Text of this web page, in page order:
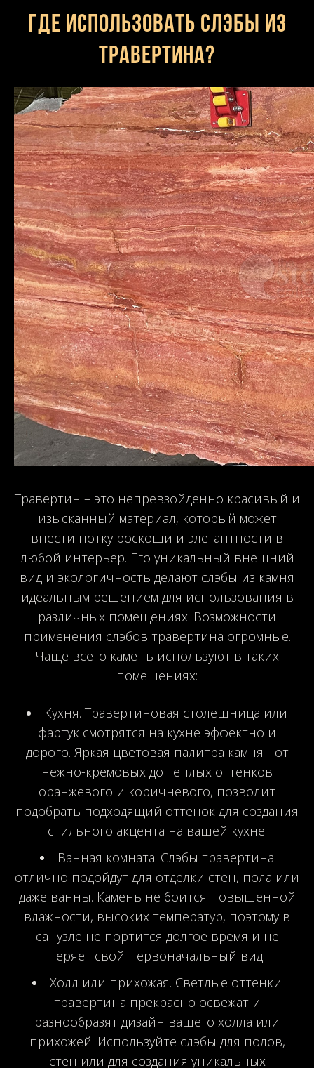
Где использовать слэбы из
травертина?
Травертин – это непревзойденно красивый и
изысканный материал, который может
внести нотку роскоши и элегантности в
любой интерьер. Его уникальный внешний
вид и экологичность делают слэбы из камня
идеальным решением для использования в
различных помещениях. Возможности
применения слэбов травертина огромные.
Чаще всего камень используют в таких
помещениях:
Кухня. Травертиновая столешница или
фартук смотрятся на кухне эффектно и
дорого. Яркая цветовая палитра камня - от
нежно-кремовых до теплых оттенков
оранжевого и коричневого, позволит
подобрать подходящий оттенок для создания
стильного акцента на вашей кухне.
Ванная комната. Слэбы травертина
отлично подойдут для отделки стен, пола или
даже ванны. Камень не боится повышенной
влажности, высоких температур, поэтому в
санузле не портится долгое время и не
теряет свой первоначальный вид.
Холл или прихожая. Светлые оттенки
травертина прекрасно освежат и
разнообразят дизайн вашего холла или
прихожей. Используйте слэбы для полов,
стен или для создания уникальных